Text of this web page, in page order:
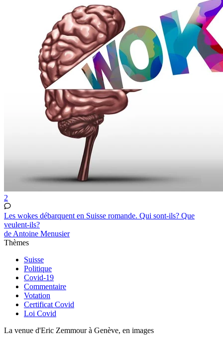
2
Les wokes débarquent en Suisse romande. Qui sont-ils? Que
veulent-ils?
de Antoine Menusier
Thèmes
Suisse
Politique
Covid-19
Commentaire
Votation
Certificat Covid
Loi Covid
La venue d'Eric Zemmour à Genève, en images